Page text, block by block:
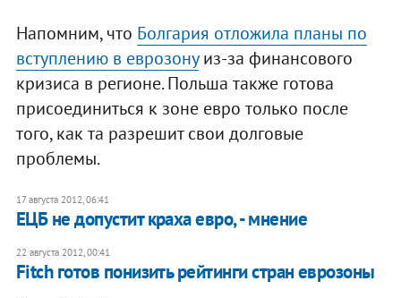
Напомним, что Болгария отложила планы по
вступлению в еврозонуиз-за финансового
кризиса в регионе. Польша также готова
присоединиться к зоне евро только после
того, как та разрешит свои долговые
проблемы.
17 августа 2012, 06:41
ЕЦБ не допустит краха евро, - мнение
22 августа 2012, 00:41
Fitch готов понизить рейтинги стран еврозоны